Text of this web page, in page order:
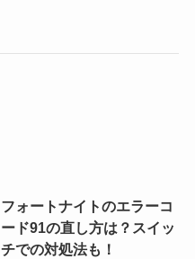
フォートナイトのエラーコ
ード91の直し方は？スイッ
チでの対処法も！